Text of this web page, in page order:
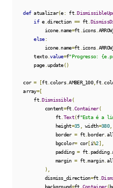
def atualizar(e: ft.
if e. direction == ft
            icone
. name=ft icons
else:
            icone
. name=ft icons
        texto
.value=f"Progresso:
        page
. update()
    cor
= [ft. colors .AMBER_100, ft
    array
=[
        ft
.Dismissible(
            content
=ft Container(
                ft
Text(f"Esta é a
                height
=35, width=380,
                border
= ft border.
                bgcolor
= cor[i%2],
                padding
= ft padding.
                margin
= ft .margin.
),
            dismiss_direction
=ft
            background
=ft Container(